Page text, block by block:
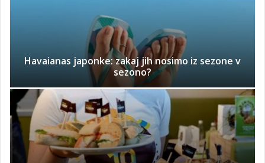
Havaianas japonke: zakaj jih nosimo iz sezone v
sezono?